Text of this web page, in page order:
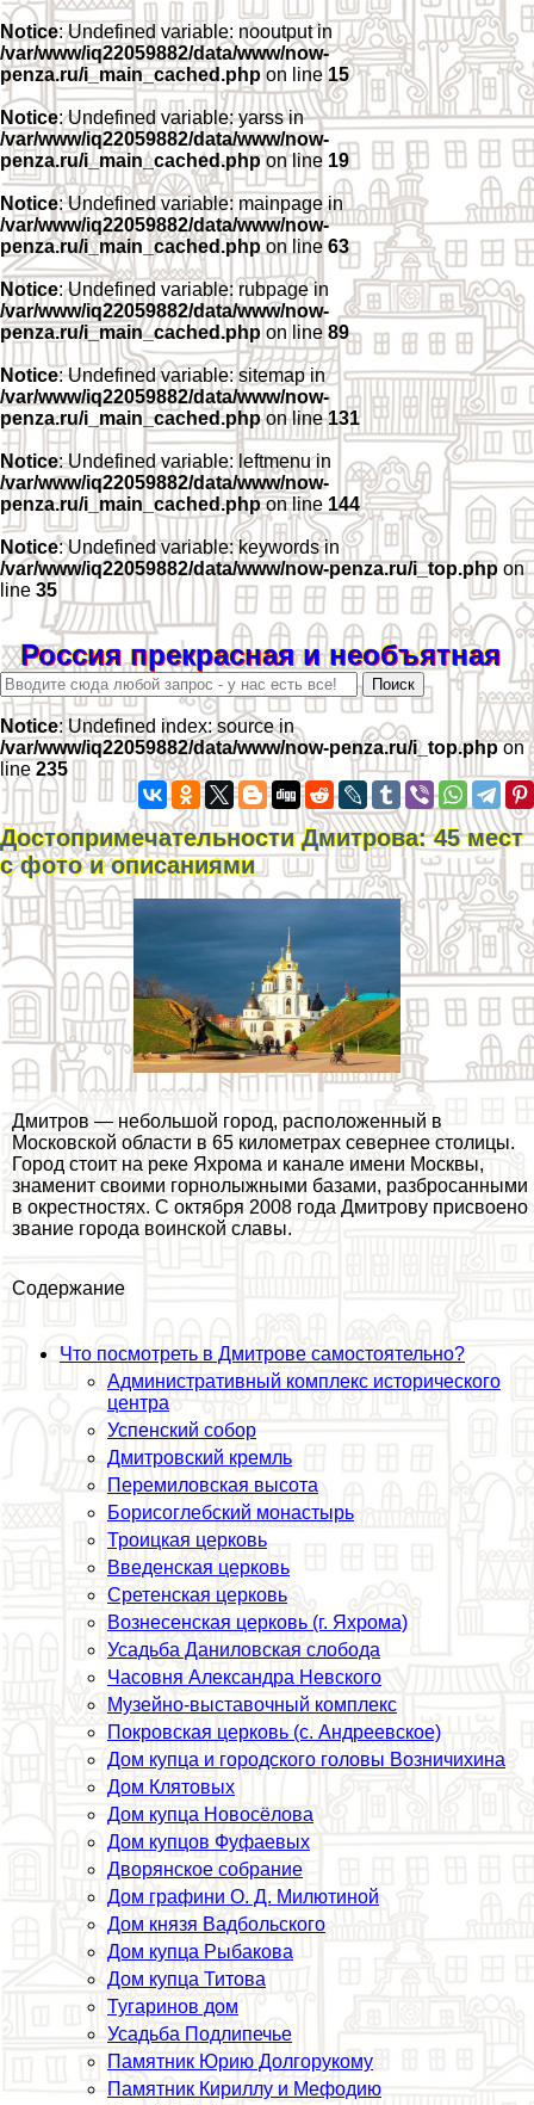
Notice: Undefined variable: nooutput in
/var/www/iq22059882/data/www/now-
penza.ru/i_main_cached.php on line 15
Notice: Undefined variable: yarss in
/var/www/iq22059882/data/www/now-
penza.ru/i_main_cached.phpon line 19
Notice: Undefined variable: mainpage in
/var/www/iq22059882/data/www/now-
penza.ru/i_main_cached.php on line 63
Notice: Undefined variable: rubpage in
/var/www/iq22059882/data/www/now-
penza.ru/i_main_cached.php on line 89
Notice: Undefined variable: sitemap in
/var/www/iq22059882/data/www/now-
penza.ru/i_main_cached.phpon line131
Notice: Undefined variable: leftmenu in
/var/www/iq22059882/data/www/now-
penza.ru/i_main_cached.phpon line 144
Notice: Undefined variable: keywords in
/var/www/iq22059882/data/www/now-penza.ru/i_top.php on
line 35
Россия прекрасная и необъятная
Notice: Undefined index: source in
/var/www/iq22059882/data/www/now-penza.ru/i_top.phpon
line 235
Достопримечательности Дмитрова: 45 мест
с фото и описаниями
Дмитров — небольшой город, расположенный в
Московской области в 65 километрах севернее столицы.
Город стоит на реке Яхрома и канале имени Москвы,
знаменит своими горнолыжными базами, разбросанными
в окрестностях. С октября 2008 года Дмитрову присвоено
звание города воинской славы.
Содержание
Что посмотреть в Дмитрове самостоятельно?
Административный комплекс исторического
центра
Успенский собор
Дмитровский кремль
Перемиловская высота
Борисоглебский монастырь
Троицкая церковь
Введенская церковь
Сретенская церковь
Вознесенская церковь (г. Яхрома)
Усадьба Даниловская слобода
Часовня Александра Невского
Музейно-выставочный комплекс
Покровская церковь (с. Андреевское)
Дом купца и городского головы Возничихина
Дом Клятовых
Дом купца Новосёлова
Дом купцов Фуфаевых
Дворянское собрание
Дом графини О. Д. Милютиной
Дом князя Вадбольского
Дом купца Рыбакова
Дом купца Титова
Тугаринов дом
Усадьба Подлипечье
Памятник Юрию Долгорукому
Памятник Кириллу и Мефодию